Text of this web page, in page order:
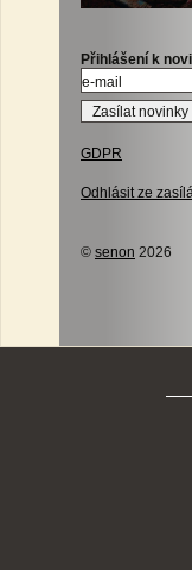
Přihlášení k
GDPR
Odhlásit ze
© senon 2026